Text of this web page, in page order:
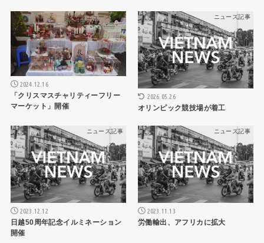
ニュース記事
2024.12.16
「クリスマスチャリティーフリー
マーケット」開催
ニュース記事
2026.05.26
オリンピック競技場が着工
ニュース記事
2023.12.12
日越50周年記念イルミネーション
開催
ニュース記事
2023.11.13
労働輸出、アフリカに拡大